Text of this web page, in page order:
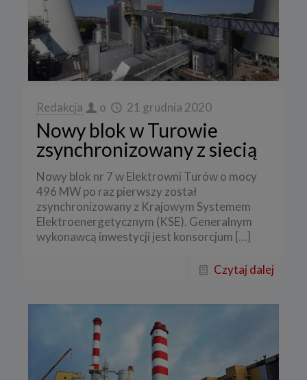
Redakcja o 21 grudnia 2020
Nowy blok w Turowie
zsynchronizowany z siecią
Nowy blok nr 7 w Elektrowni Turów o mocy
496 MW po raz pierwszy został
zsynchronizowany z Krajowym Systemem
Elektroenergetycznym (KSE). Generalnym
wykonawcą inwestycji jest konsorcjum […]
Czytaj dalej